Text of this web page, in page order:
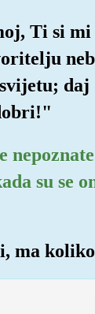
Ti si
svijetu;
su se
ma